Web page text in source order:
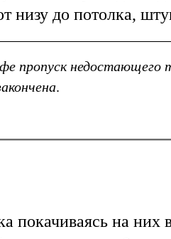
низу до потолка,
пропуск недостающего
.
покачиваясь на